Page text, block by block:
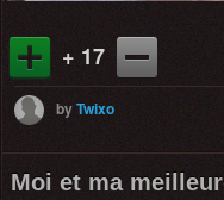
+ 17
byTwixo
Moi et ma